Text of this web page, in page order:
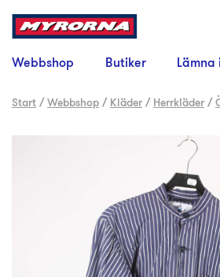
Webbshop Butiker Lämna
Start /Webbshop / Kläder / Herrkläder /